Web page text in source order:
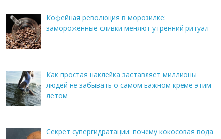
Кофейная революция в морозилке:
замороженные сливки меняют утренний ритуал
Как простая наклейка заставляет миллионы
людей не забывать о самом важном креме этим
летом
Секрет супергидратации: почему кокосовая вода